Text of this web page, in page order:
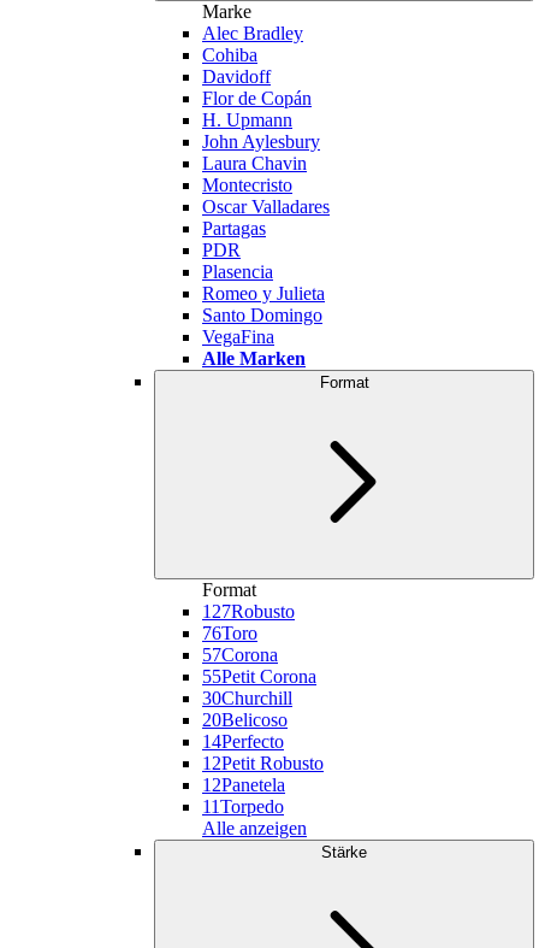
Marke
Alec Bradley
Cohiba
Davidoff
Flor de Copán
H. Upmann
John Aylesbury
Laura Chavin
Montecristo
Oscar Valladares
Partagas
PDR
Plasencia
Romeo y Julieta
Santo Domingo
VegaFina
Alle Marken
Format
Format
127Robusto
76Toro
57Corona
55Petit Corona
30Churchill
20Belicoso
14Perfecto
12Petit Robusto
12Panetela
11Torpedo
Alle anzeigen
Stärke